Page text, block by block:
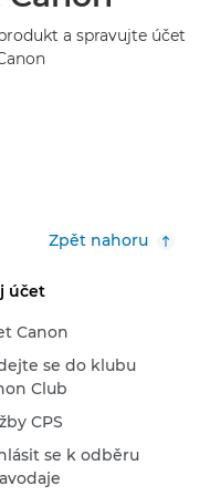
a spravujte účet
Zpět nahoru
účet
Canon
se do klubu
Club
CPS
se k odběru